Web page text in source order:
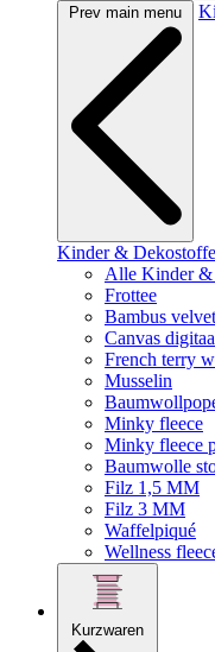
Prev main menu
Kinder & Dekostoffe
Alle Kinder &
Frottee
Bambus
Canvas
French terry
Musselin
Minky fleece
Minky fleece
Baumwolle
Filz 1,5 MM
Filz 3 MM
Waffelpiqué
Wellness
Kurzwaren